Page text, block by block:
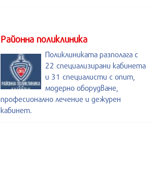
Районна поликлиника
Поликлиниката разполага с
22 специализирани кабинета
и 31 специалисти с опит,
модерно оборудване,
професионално лечение и дежурен
кабинет.